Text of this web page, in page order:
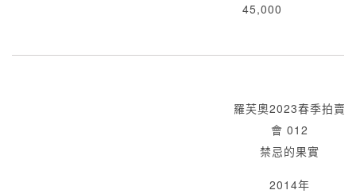
45,000
羅芙奧2023春季拍賣
會 012
禁忌的果實
2014年